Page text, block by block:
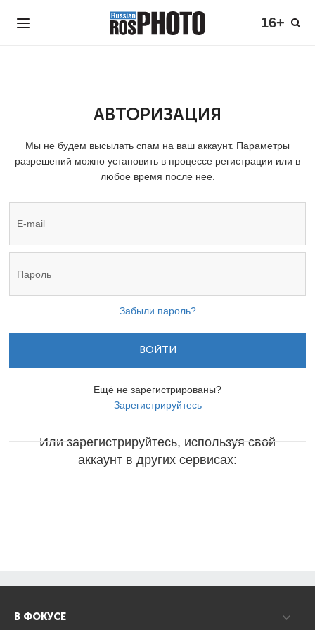
16+
АВТОРИЗАЦИЯ
Мы не будем высылать спам на ваш аккаунт. Параметры
разрешений можно установить в процессе регистрации или в
любое время после нее.
Забыли пароль?
ВОЙТИ
Ещё не зарегистрированы?
Зарегистрируйтесь
Или зарегистрируйтесь, используя свой
аккаунт в других сервисах:
В ФОКУСЕ